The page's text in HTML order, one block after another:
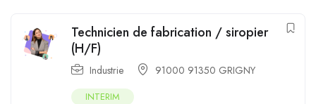
Technicien de fabrication / siropier
(H/F)
Industrie 91000 91350 GRIGNY
INTERIM